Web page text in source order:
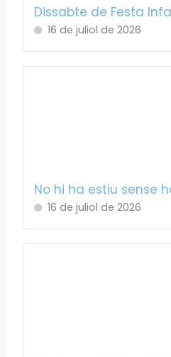
Dissabte de Festa
16 de juliol de 2026
No hi ha estiu sense
16 de juliol de 2026